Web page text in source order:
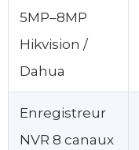
5MP–8MP
Hikvision /
Dahua
Enregistreur
NVR 8 canaux